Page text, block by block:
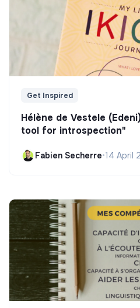
Get Inspired
Hélène de Vestele
tool for introspection"
Fabien Secherre•14 April